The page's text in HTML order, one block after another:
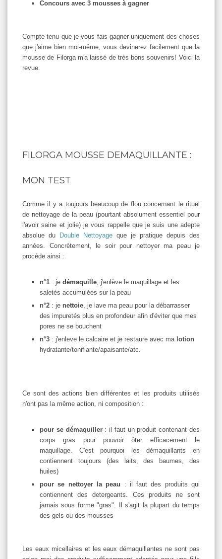
Concours avec 3 mousses à gagner
Compte tenu que je vous fais gagner uniquement des choses
que j'aime bien moi-même, vous devinerez facilement que la
mousse de Filorga m'a laissé de très bons souvenirs! Voici la
revue.
FILORGA MOUSSE DEMAQUILLANTE :
MON TEST
Comme il y a toujours beaucoup de flou concernant le rituel
de nettoyage de la peau (pourtant absolument essentiel pour
l'avoir saine et jolie) je vous rappelle que je suis une adepte
absolue du
Double Nettoyage que je pratique depuis des
années. Concrètement, le soir pour nettoyer ma peau je
procède ainsi :
n°1 : je démaquille , j'enlève le maquillage et les
saletés accumulées sur la peau
n°2 : je nettoie , je lave ma peau pour la débarrasser
des impuretés plus en profondeur afin d'éviter que mes
pores ne se bouchent
n°3 : j'enleve le calcaire et je restaure avec ma lotion
hydratante/tonifiante/apaisante/atc.
Ce sont des actions bien différentes et les produits utilisés
n'ont pas la même action, ni composition :
pour se démaquiller: il faut un produit contenant des
corps gras pour pouvoir ôter efficacement le
maquillage. C'est pourquoi les démaquillants en
contiennent toujours (des laits, des baumes, des
huiles)
pour se nettoyer la peau : il faut des produits qui
contiennent des detergeants. Ces produits ne sont
jamais sous forme "gras". Il s'agit la plupart du temps
des gels ou des mousses
Les eaux micellaires et les eaux démaquillantes ne sont pas